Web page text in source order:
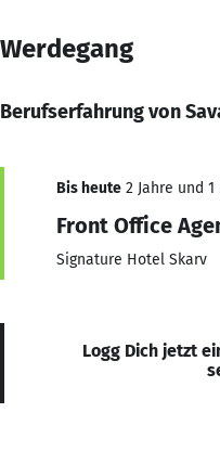
Werdegang
Berufserfahrung von
Bis heute 2 Jahre und
Front Office
Signature Hotel Skarv
Logg Dich jetzt